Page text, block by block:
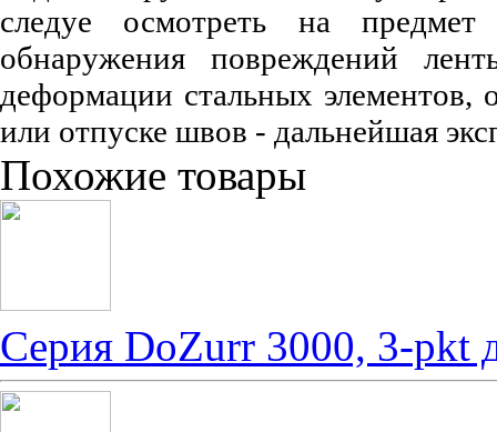
следуе осмотреть на
обнаружения повреждений
деформации стальных элементов,
или отпуске швов - дальнейшая
Похожие товары
Серия DoZurr 3000, 3-pkt